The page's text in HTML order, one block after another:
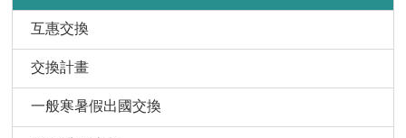
互惠交換
交換計畫
一般寒暑假出國交換